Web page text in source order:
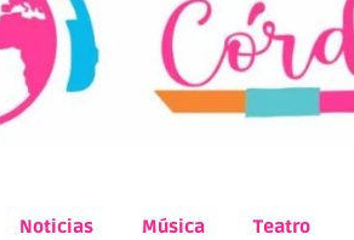
Noticias Música Teatro